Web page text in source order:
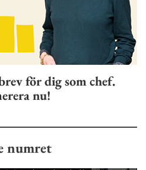
för dig som chef.
nu!
numret